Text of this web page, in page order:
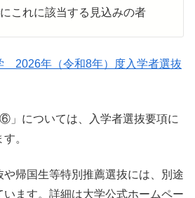
これに該当する見込みの者
2026年（令和8年）度入学者選抜
」については、入学者選抜要項に
。
や帰国生等特別推薦選抜には、別途
ます。詳細は大学公式ホームペー